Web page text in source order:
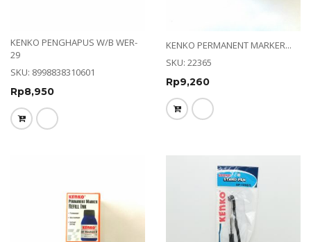
KENKO PENGHAPUS W/B WER-
29
SKU: 8998838310601
Rp8,950
KENKO PERMANENT MARKER...
SKU: 22365
Rp9,260